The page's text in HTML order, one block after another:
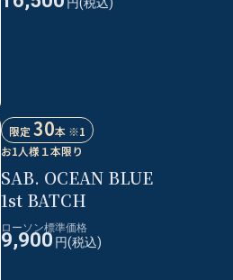
限定30本 ※1
お1人様１本限り
SAB. OCEAN BLUE
1st BATCH
ローソン標準価格
9,900円(税込)